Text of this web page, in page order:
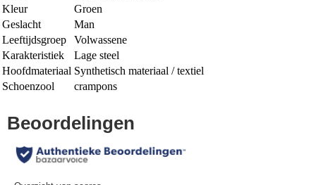
Kleur
Groen
Geslacht
Man
Leeftijdsgroep
Volwassene
Karakteristiek
Lage steel
Hoofdmateriaal Synthetisch materiaal / textiel
Schoenzool
crampons